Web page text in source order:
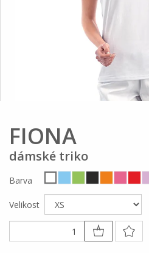
FIONA
dámské triko
Barva
Velikost